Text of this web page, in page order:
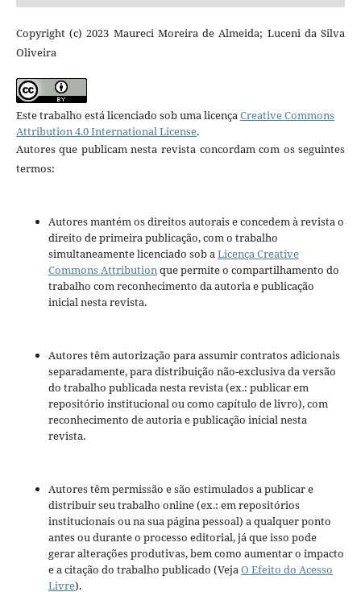
Copyright (c) 2023 Maureci Moreira de Almeida; Luceni da Silva
Oliveira
Este trabalho está licenciado sob uma licençaCreative Commons
Attribution 4.0 International License.
Autores que publicam nesta revista concordam com os seguintes
termos:
Autores mantém os direitos autorais e concedem à revista o
direito de primeira publicação, com o trabalho
simultaneamente licenciado sob aLicença Creative
Commons Attributionque permite o compartilhamento do
trabalho com reconhecimento da autoria e publicação
inicial nesta revista.
Autores têm autorização para assumir contratos adicionais
separadamente, para distribuição não-exclusiva da versão
do trabalho publicada nesta revista (ex.: publicar em
repositório institucional ou como capítulo de livro), com
reconhecimento de autoria e publicação inicial nesta
revista.
Autores têm permissão e são estimulados a publicar e
distribuir seu trabalho online (ex.: em repositórios
institucionais ou na sua página pessoal) a qualquer ponto
antes ou durante o processo editorial, já que isso pode
gerar alterações produtivas, bem como aumentar o impacto
e a citação do trabalho publicado (VejaO Efeito do Acesso
Livre).